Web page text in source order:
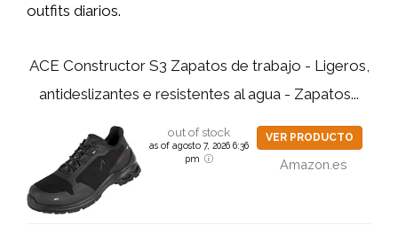
outfits diarios.
ACE Constructor S3 Zapatos de trabajo - Ligeros,
antideslizantes e resistentes al agua - Zapatos...
out of stock
as of agosto 7, 2026 6:36
pm
VER PRODUCTO
Amazon.es